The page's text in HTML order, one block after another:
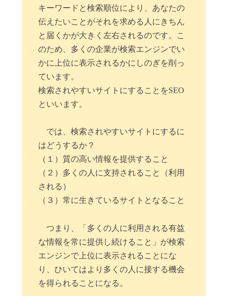
キーワードと検索順位により、あなたの
伝えたいことがそれを求める人にきちん
と届くかが大きく左右されるのです。こ
のため、多くの企業が検索エンジンでい
かに上位に表示されるかにしのぎを削っ
ています。
検索されやすいサイトにすることをSEO
といいます。
では、検索されやすいサイトにするに
はどうするか？
（１）質の高い情報を提供すること
（２）多くの人に支持されること（利用
される）
（３）常に生きているサイトとなること
つまり、「多くの人に利用される有益
な情報を常に提供し続けること」が検索
エンジンで上位に表示されることにな
り、ひいてはより多くの人に接する機会
を得られることになる。